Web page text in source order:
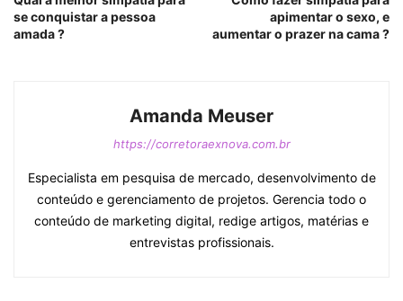
se conquistar a pessoa
amada ?
apimentar o sexo, e
aumentar o prazer na cama ?
Amanda Meuser
https://corretoraexnova.com.br
Especialista em pesquisa de mercado, desenvolvimento de
conteúdo e gerenciamento de projetos. Gerencia todo o
conteúdo de marketing digital, redige artigos, matérias e
entrevistas profissionais.